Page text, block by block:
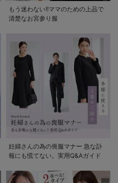
もう迷わない!!ママのための上品で
清楚なお宮参り服
妊婦さんの為の喪服マナー 急な訃
報にも慌てない。実用Q&Aガイド